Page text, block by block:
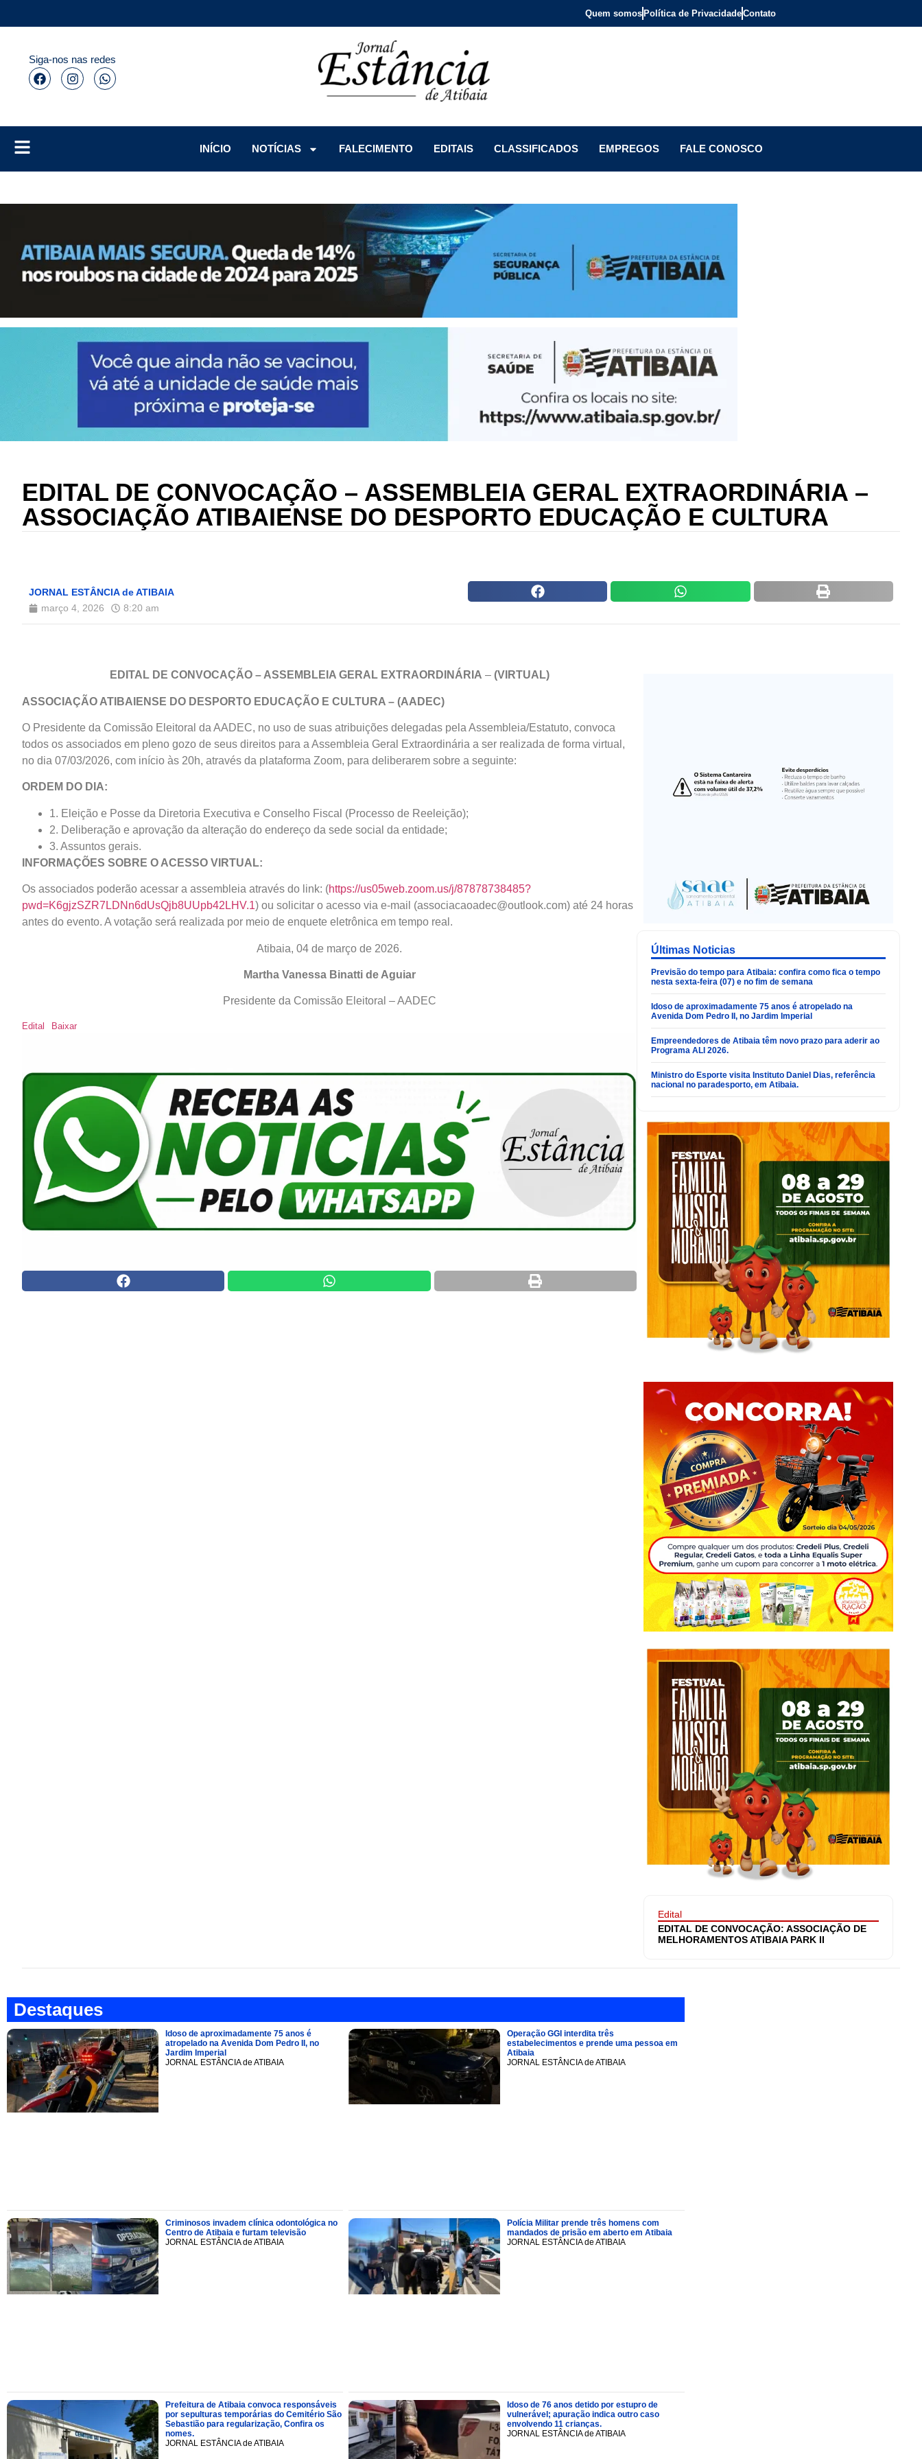
Quem somos Política de PrivacidadeContato
Siga-nos nas redes
INÍCIO
NOTÍCIAS FALECIMENTO EDITAIS CLASSIFICADOS EMPREGOS FALE CONOSCO
EDITAL DE CONVOCAÇÃO – ASSEMBLEIA GERAL EXTRAORDINÁRIA –
ASSOCIAÇÃO ATIBAIENSE DO DESPORTO EDUCAÇÃO E CULTURA
JORNAL ESTÂNCIA de ATIBAIA
março 4, 2026
8:20 am
EDITAL DE CONVOCAÇÃO – ASSEMBLEIA GERAL EXTRAORDINÁRIA – (VIRTUAL)
ASSOCIAÇÃO ATIBAIENSE DO DESPORTO EDUCAÇÃO E CULTURA – (AADEC)
O Presidente da Comissão Eleitoral da AADEC, no uso de suas atribuições delegadas pela Assembleia/Estatuto, convoca
todos os associados em pleno gozo de seus direitos para a Assembleia Geral Extraordinária a ser realizada de forma virtual,
no dia 07/03/2026, com início às 20h, através da plataforma Zoom, para deliberarem sobre a seguinte:
ORDEM DO DIA:
1. Eleição e Posse da Diretoria Executiva e Conselho Fiscal (Processo de Reeleição);
2. Deliberação e aprovação da alteração do endereço da sede social da entidade;
3. Assuntos gerais.
INFORMAÇÕES SOBRE O ACESSO VIRTUAL:
Os associados poderão acessar a assembleia através do link: (https://us05web.zoom.us/j/87878738485?
pwd=K6gjzSZR7LDNn6dUsQjb8UUpb42LHV.1) ou solicitar o acesso via e-mail (associacaoadec@outlook.com) até 24 horas
antes do evento. A votação será realizada por meio de enquete eletrônica em tempo real.
Atibaia, 04 de março de 2026.
Martha Vanessa Binatti de Aguiar
Presidente da Comissão Eleitoral – AADEC
Edital Baixar
Últimas Noticias
Previsão do tempo para Atibaia: confira como fica o tempo
nesta sexta-feira (07) e no fim de semana
Idoso de aproximadamente 75 anos é atropelado na
Avenida Dom Pedro II, no Jardim Imperial
Empreendedores de Atibaia têm novo prazo para aderir ao
Programa ALI 2026.
Ministro do Esporte visita Instituto Daniel Dias, referência
nacional no paradesporto, em Atibaia.
Edital
EDITAL DE CONVOCAÇÃO: ASSOCIAÇÃO DE
MELHORAMENTOS ATIBAIA PARK II
Destaques
Idoso de aproximadamente 75 anos é
atropelado na Avenida Dom Pedro II, no
Jardim Imperial
JORNAL ESTÂNCIA de ATIBAIA
Operação GGI interdita três
estabelecimentos e prende uma pessoa em
Atibaia
JORNAL ESTÂNCIA de ATIBAIA
Criminosos invadem clínica odontológica no
Centro de Atibaia e furtam televisão
JORNAL ESTÂNCIA de ATIBAIA
Polícia Militar prende três homens com
mandados de prisão em aberto em Atibaia
JORNAL ESTÂNCIA de ATIBAIA
Prefeitura de Atibaia convoca responsáveis
por sepulturas temporárias do Cemitério São
Sebastião para regularização, Confira os
nomes.
JORNAL ESTÂNCIA de ATIBAIA
Idoso de 76 anos detido por estupro de
vulnerável; apuração indica outro caso
envolvendo 11 crianças.
JORNAL ESTÂNCIA de ATIBAIA